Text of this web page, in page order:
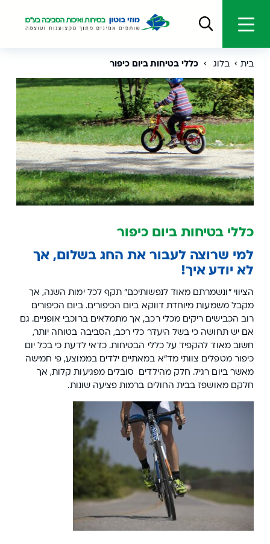
בית בלוג כללי בטיחות ביום כיפור
כללי בטיחות ביום כיפור
למי שרוצה לעבור את החג בשלום, אך
לא יודע איך!
הציווי "ונשמרתם מאוד לנפשותיכם" תקף לכל ימות השנה, אך
מקבל משמעות מיוחדת דווקא ביום הכיפורים. ביום הכיפורים
רוב הכבישים ריקים מכלי רכב, אך מתמלאים ברוכבי אופניים. גם
אם יש תחושה כי בשל היעדר כלי רכב, הסביבה בטוחה יותר,
חשוב מאוד להקפיד על כללי הבטיחות. כדאי לדעת כי בכל יום
כיפור מטפלים צוותי מד"א במאתיים ילדים בממוצע, פי חמישה
מאשר ביום רגיל. חלק מהילדים סובלים מפגיעות קלות, אך
חלקם מאושפז בבית החולים ברמות פציעה שונות.